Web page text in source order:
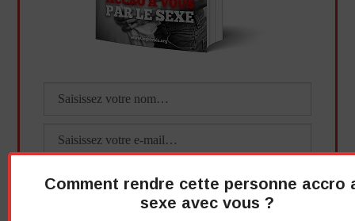
Essayez. Vous pouvez vous désinscrire à tout moment.
Comment rendre cette personne accro
sexe avec vous ?